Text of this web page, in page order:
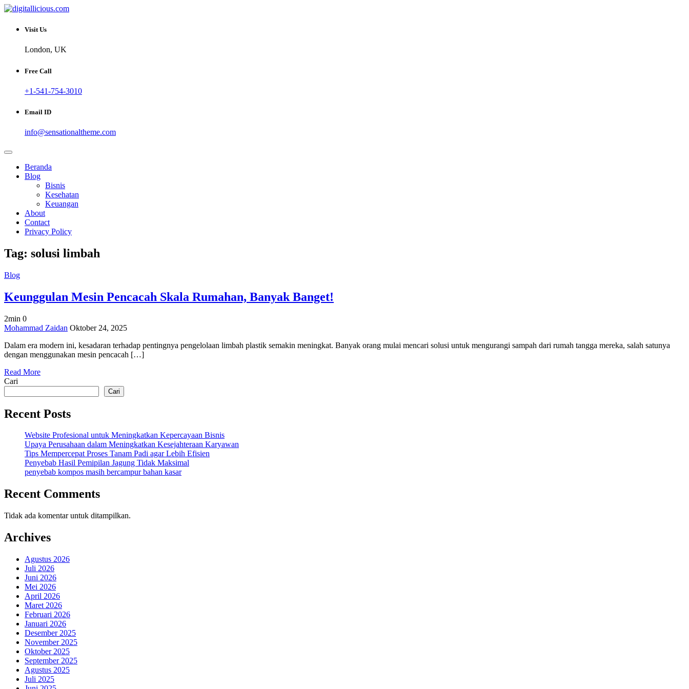
Skip
content
digitallicious.com
Sharing Digital Information
Visit Us
London, UK
Free Call
+1-541-754-3010
Email ID
info@sensationaltheme.com
Beranda
Blog
Bisnis
Kesehatan
Keuangan
About
Contact
Privacy Policy
Tag: solusi limbah
Blog
Keunggulan Mesin Pencacah Skala Rumahan, Banyak Banget!
2min 0
on
Mesin
Pencacah
Rumahan,
Banyak
Mohammad Zaidan Oktober 24, 2025
Dalam era modern ini, kesadaran terhadap pentingnya pengelolaan limbah plastik semakin meningkat. Banyak orang mulai mencari solusi untuk mengurangi sampah dari rumah tangga mereka, salah satunya
dengan menggunakan mesin pencacah […]
Read More
Cari
Cari
Recent Posts
Website Profesional untuk Meningkatkan Kepercayaan Bisnis
Upaya Perusahaan dalam Meningkatkan Kesejahteraan Karyawan
Tips Mempercepat Proses Tanam Padi agar Lebih Efisien
Penyebab Hasil Pemipilan Jagung Tidak Maksimal
penyebab kompos masih bercampur bahan kasar
Recent Comments
Tidak ada komentar untuk ditampilkan.
Archives
Agustus 2026
Juli 2026
Juni 2026
Mei 2026
April 2026
Maret 2026
Februari 2026
Januari 2026
Desember 2025
November 2025
Oktober 2025
September 2025
Agustus 2025
Juli 2025